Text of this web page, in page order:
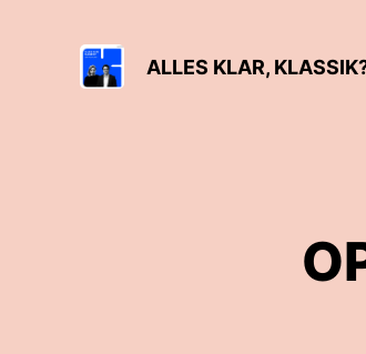
ALLES KLAR,